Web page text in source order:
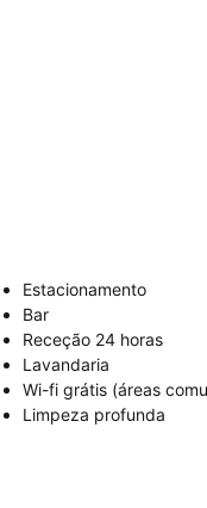
Estacionamento
Bar
Receção 24 horas
Lavandaria
Wi-fi grátis (áreas
Limpeza profunda